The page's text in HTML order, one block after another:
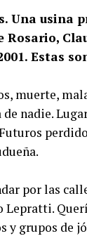
Una usina
Estas
muerte,
nadie.
por las
grupos de